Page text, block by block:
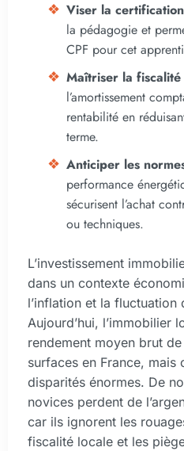
Viser la certification
la pédagogie et
CPF pour cet
Maîtriser la fiscalité
l’amortissement
rentabilité en
terme.
Anticiper les
performance
sécurisent l’achat
ou techniques.
L’investissement
dans un contexte
l’inflation et la fluctuation
Aujourd’hui, l’immobilier
rendement moyen brut
surfaces en France, mais
disparités énormes. De
novices perdent de
car ils ignorent les
fiscalité locale et les